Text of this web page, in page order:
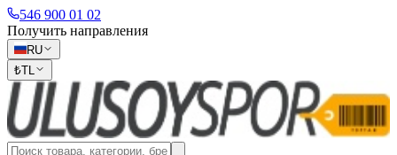
546 900 01 02
Получить направления
RU
₺TL